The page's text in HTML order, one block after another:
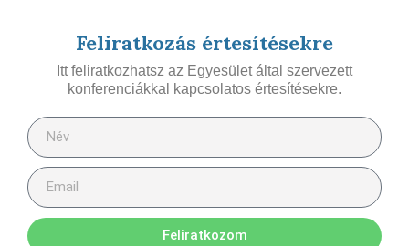
Feliratkozás értesítésekre
Itt feliratkozhatsz az Egyesület által szervezett
konferenciákkal kapcsolatos értesítésekre.
Feliratkozom